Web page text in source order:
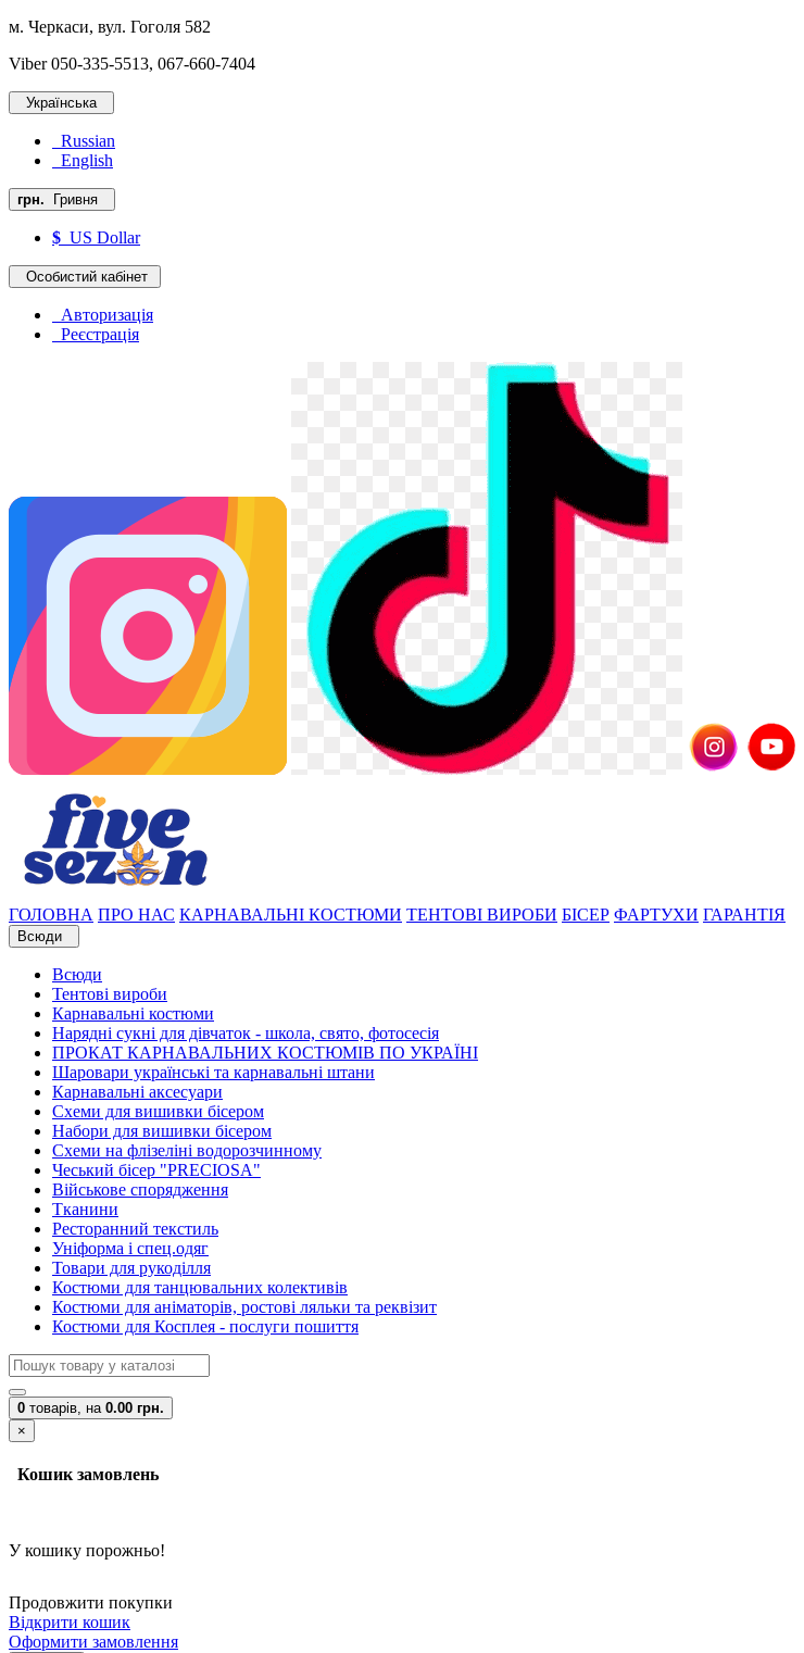
м. Черкаси, вул. Гоголя 582
Viber 050-335-5513, 067-660-7404
Українська
Russian
English
грн. Гривня
$ US Dollar
Особистий кабінет
Авторизація
Реєстрація
ГОЛОВНА ПРО НАС КАРНАВАЛЬНІ КОСТЮМИ ТЕНТОВІ ВИРОБИ БІСЕР ФАРТУХИ ГАРАНТІЯ
Всюди
Всюди
Тентові вироби
Карнавальні костюми
Нарядні сукні для дівчаток - школа, свято, фотосесія
ПРОКАТ КАРНАВАЛЬНИХ КОСТЮМІВ ПО УКРАЇНІ
Шаровари українські та карнавальні штани
Карнавальні аксесуари
Схеми для вишивки бісером
Набори для вишивки бісером
Схеми на флізеліні водорозчинному
Чеський бісер "PRECIOSA"
Військове спорядження
Тканини
Ресторанний текстиль
Уніформа і спец.одяг
Товари для рукоділля
Костюми для танцювальних колективів
Костюми для аніматорів, ростові ляльки та реквізит
Костюми для Косплея - послуги пошиття
0 товарів, на 0.00 грн.
×
Кошик замовлень
У кошику порожньо!
Продовжити покупки
Відкрити кошик
Оформити замовлення